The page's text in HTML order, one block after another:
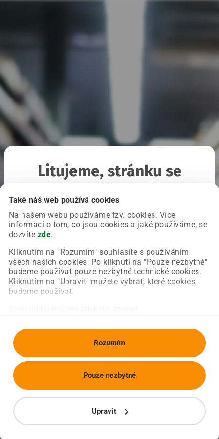
Také náš web používá cookies
Na našem webu používáme tzv. cookies. Více
informací o tom, co jsou cookies a jaké používáme, se
dozvíte zde.
Kliknutím na "Rozumím" souhlasíte s používáním
všech našich cookies. Po kliknutí na "Pouze nezbytné"
budeme používat pouze nezbytné technické cookies.
Kliknutím na "Upravit" můžete vybrat, které cookies
budeme používat.
Rozumím
Upravit
Pouze nezbytné
Litujeme, stránku se
Chyba nastala na naší straně a už ji opravujeme.
Zkuste prosím znovu načíst požadovanou stránku.
Obnovit stránku Úvodní strana